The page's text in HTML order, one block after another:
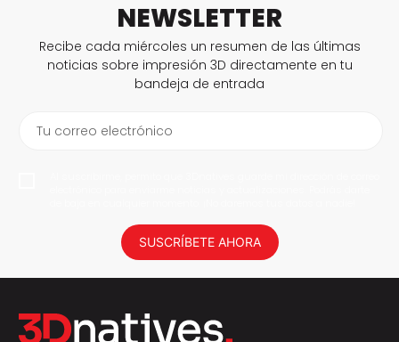
NEWSLETTER
Recibe cada miércoles un resumen de las últimas
noticias sobre impresión 3D directamente en tu
bandeja de entrada
Tu correo electrónico
SUSCRÍBETE AHORA